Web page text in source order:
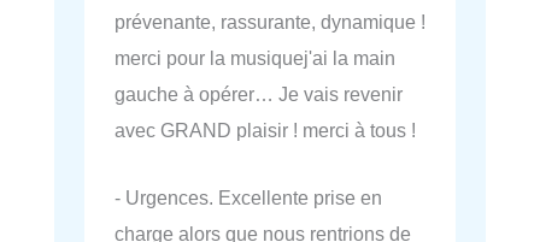
prévenante, rassurante, dynamique !
merci pour la musiquej'ai la main
gauche à opérer… Je vais revenir
avec GRAND plaisir ! merci à tous !
- Urgences. Excellente prise en
charge alors que nous rentrions de